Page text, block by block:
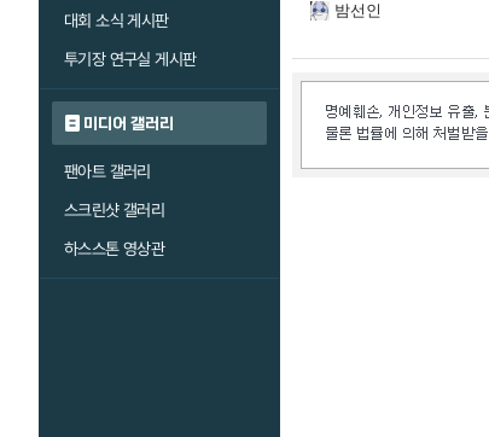
대회 소식 게시판
투기장 연구실 게시판
미디어 갤러리
팬아트 갤러리
스크린샷 갤러리
하스스톤 영상관
밤선인